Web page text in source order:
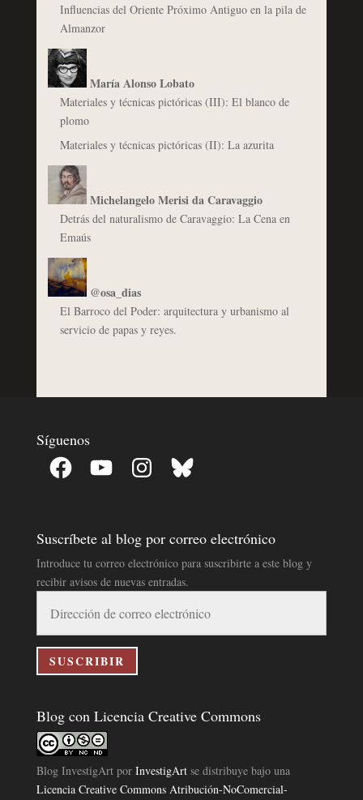
Influencias del Oriente Próximo Antiguo en la pila de
Almanzor
María Alonso Lobato
Materiales y técnicas pictóricas (III): El blanco de
plomo
Materiales y técnicas pictóricas (II): La azurita
Michelangelo Merisi da Caravaggio
Detrás del naturalismo de Caravaggio: La Cena en
Emaús
@osa_dias
El Barroco del Poder: arquitectura y urbanismo al
servicio de papas y reyes.
Síguenos
Facebook YouTube InstagramBluesky
Suscríbete al blog por correo electrónico
Introduce tu correo electrónico para suscribirte a este blog y
recibir avisos de nuevas entradas.
correo
electrónico
SUSCRIBIR
Blog con Licencia Creative Commons
Blog InvestigArtpor InvestigArtse distribuye bajo una
Licencia Creative Commons Atribución-NoComercial-